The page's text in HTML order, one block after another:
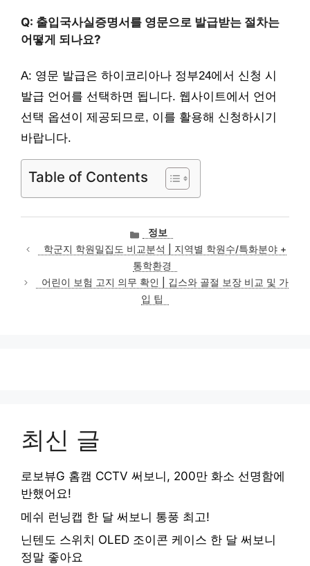
Q: 출입국사실증명서를 영문으로 발급받는 절차는
어떻게 되나요?
A: 영문 발급은 하이코리아나 정부24에서 신청 시
발급 언어를 선택하면 됩니다. 웹사이트에서 언어
선택 옵션이 제공되므로, 이를 활용해 신청하시기
바랍니다.
Table of Contents
카
테
고
리
정보
학군지 학원밀집도 비교분석 | 지역별 학원수/특화분야 +
통학환경
어린이 보험 고지 의무 확인 | 깁스와 골절 보장 비교 및 가
입 팁
최신 글
로보뷰G 홈캠 CCTV 써보니, 200만 화소 선명함에
반했어요!
메쉬 런닝캡 한 달 써보니 통풍 최고!
닌텐도 스위치 OLED 조이콘 케이스 한 달 써보니
정말 좋아요